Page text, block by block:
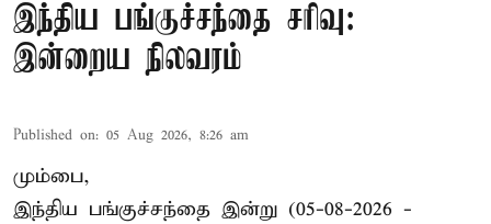
இந்திய பங்குச்சந்தை சரிவு:
இன்றைய நிலவரம்
Published on: 05 Aug 2026, 8:26 am
மும்பை,
இந்திய பங்குச்சந்தை இன்று (05-08-2026 -